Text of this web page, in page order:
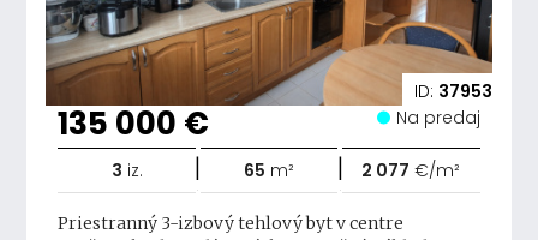
ID: 37953
135 000 € Na predaj
3 iz. | 65 m² | 2 077 €/m²
Priestranný 3-izbový tehlový byt v centre